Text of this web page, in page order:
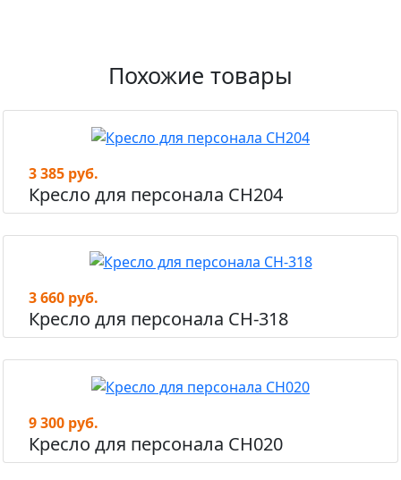
Похожие товары
3 385 руб.
Кресло для персонала СН204
3 660 руб.
Кресло для персонала СН-318
9 300 руб.
Кресло для персонала СН020